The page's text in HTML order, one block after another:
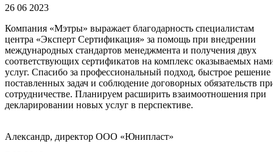
26 06 2023
Компания «Мэтры» выражает благодарность специалистам
центра «Эксперт Сертификация» за помощь при внедрении
международных стандартов менеджмента и получения двух
соответствующих сертификатов на комплекс оказываемых
услуг. Спасибо за профессиональный подход, быстрое решение
поставленных задач и соблюдение договорных обязательств
сотрудничестве. Планируем расширить взаимоотношения при
декларировании новых услуг в перспективе.
Александр, директор ООО «Юнипласт»